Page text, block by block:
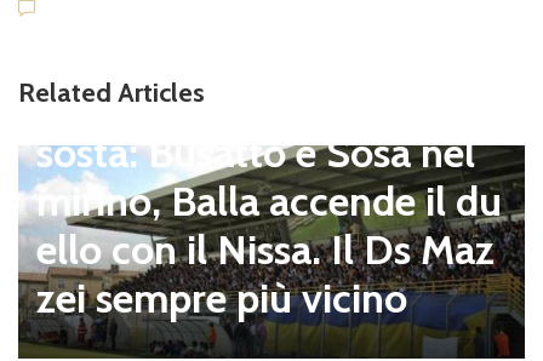
Related Articles
pagnano), mercato senza
sosta: Busatto e Sosa nel
mirino, Balla accende il du
ello con il Nissa. Il Ds Maz
zei sempre più vicino